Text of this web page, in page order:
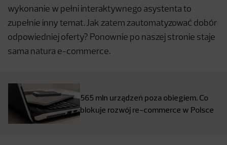
wykonanie w pełni interaktywnego asystenta to
zupełnie inny temat. Jak zatem zautomatyzować dobór
odpowiedniej oferty? Ponownie po naszej stronie staje
sama natura e-commerce.
565 mln urządzeń poza obiegiem. Co
blokuje rozwój re-commerce w Polsce